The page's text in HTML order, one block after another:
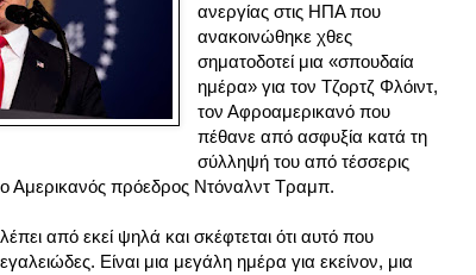
ανεργίας στις ΗΠΑ που
ανακοινώθηκε χθες
σηματοδοτεί μια «σπουδαία
ημέρα» για τον Τζορτζ Φλόιντ,
τον Αφροαμερικανό που
πέθανε από ασφυξία κατά τη
σύλληψή του από τέσσερις
ο Αμερικανός πρόεδρος Ντόναλντ Τραμπ.
από εκεί ψηλά και σκέφτεται ότι αυτό που
Είναι μια μεγάλη ημέρα για εκείνον, μια